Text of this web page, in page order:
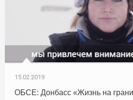
15.02.2019
ОБСЕ: Донбасс «Жизнь на